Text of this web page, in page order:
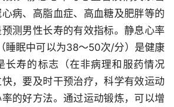
病、高脂血症、高血糖及肥胖等的
测男性长寿的有效指标。静息心率
睡眠中可以为38～50次/分）是健康
长寿的标志（在非病理和服药情况
，要及时干预治疗，科学有效运动
的好方法。通过运动锻炼，可以增